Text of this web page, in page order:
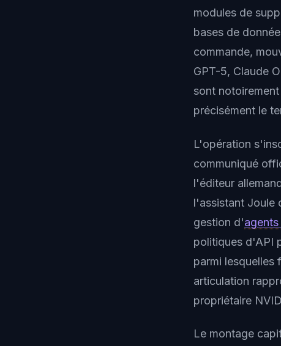
modules de
bases de
commande,
GPT-5, Claude
sont
précisément le
L'opération
communiqué
l'éditeur
l'assistant Joule
gestion d'agents
politiques d'API
parmi lesquelles
articulation
propriétaire
Le montage